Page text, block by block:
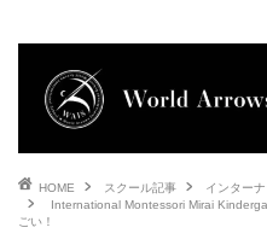
HOME スクール記事 インター
International Montessori Mirai
ごい！